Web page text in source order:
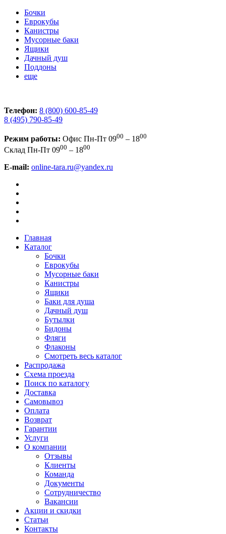
Бочки
Еврокубы
Канистры
Мусорные баки
Ящики
Дачный душ
Поддоны
еще
Телефон: 8 (800) 600-85-49
8 (495) 790-85-49
Режим работы: Офис Пн-Пт 0900 – 1800
Склад Пн-Пт 0900 – 1800
E-mail: online-tara.ru@yandex.ru
Главная
Каталог
Бочки
Еврокубы
Мусорные баки
Канистры
Ящики
Баки для душа
Дачный душ
Бутылки
Бидоны
Фляги
Флаконы
Смотреть весь каталог
Распродажа
Схема проезда
Поиск по каталогу
Доставка
Самовывоз
Оплата
Возврат
Гарантии
Услуги
О компании
Отзывы
Клиенты
Команда
Документы
Сотрудничество
Вакансии
Акции и скидки
Статьи
Контакты